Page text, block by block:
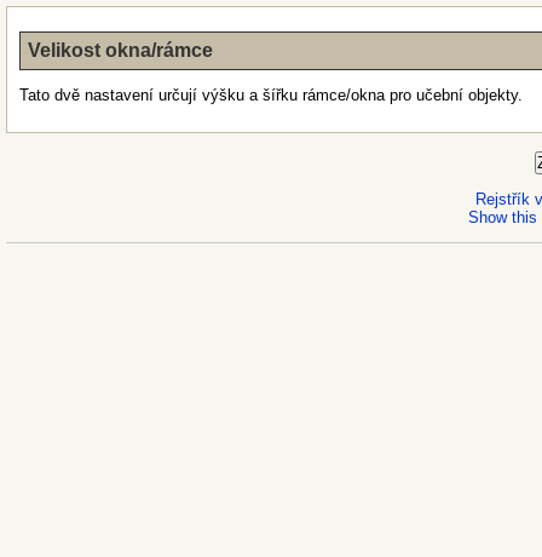
Velikost okna/rámce
Tato dvě nastavení určují výšku a šířku rámce/okna pro učební objekty.
Rejstřík
Show this